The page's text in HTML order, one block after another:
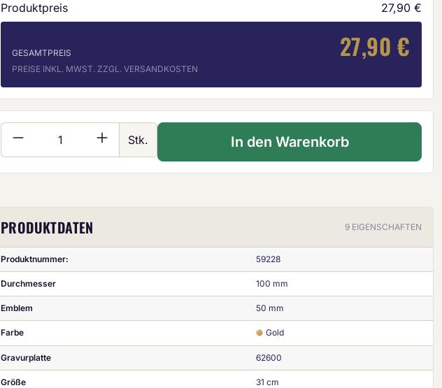
Produktpreis 27,90 €
GESAMTPREIS 27,90 €
PREISE INKL. MWST. ZZGL. VERSANDKOSTEN
Produkt Anzahl: Gib den gewünschten Wert ein oder
Stk. In den Warenkorb
PRODUKTDATEN 9 EIGENSCHAFTEN
Produktnummer: 59228
Durchmesser 100 mm
Emblem 50 mm
Farbe Gold
Gravurplatte 62600
Größe 31 cm